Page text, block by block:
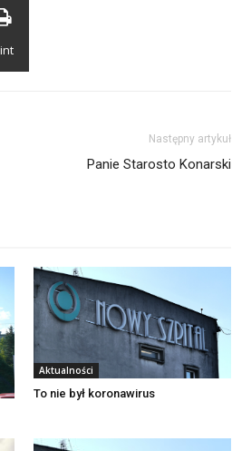
Następny artykuł
Panie Starosto Konarski
Aktualności
To nie był koronawirus